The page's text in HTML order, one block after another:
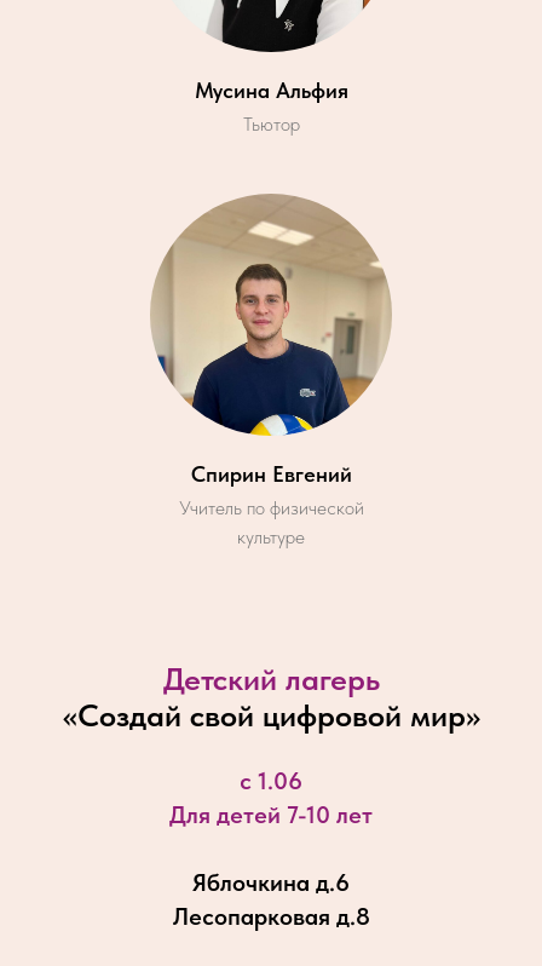
Мусина Альфия
Тьютор
Спирин Евгений
Учитель по физической
культуре
Детский лагерь
«Создай свой цифровой мир»
с 1.06
Для детей 7-10 лет
Яблочкина д.6
Лесопарковая д.8